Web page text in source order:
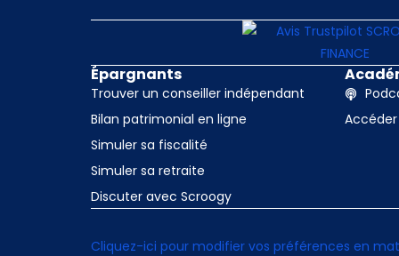
Épargnants
Trouver un conseiller indépendant
Bilan patrimonial en ligne
Simuler sa fiscalité
Simuler sa retraite
Discuter avec Scroogy
Cliquez-ici pour modifier vos préférences en